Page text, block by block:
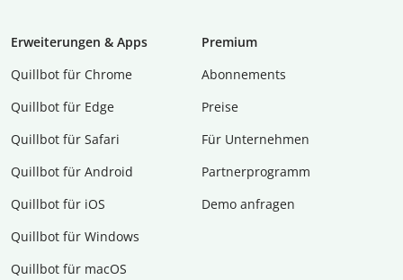
Erweiterungen & Apps
Quillbot für Chrome
Quillbot für Edge
Quillbot für Safari
Quillbot für Android
Quillbot für iOS
Quillbot für Windows
Quillbot für macOS
Premium
Abon­ne­ments
Preise
Für Unternehmen
Partnerprogramm
Demo anfragen